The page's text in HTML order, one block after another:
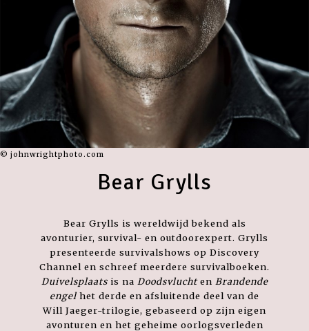
© johnwrightphoto.com
Bear Grylls
Bear Grylls is wereldwijd bekend als
avonturier, survival- en outdoorexpert. Grylls
presenteerde survivalshows op Discovery
Channel en schreef meerdere survivalboeken.
Duivelsplaats is na Doodsvluchten Brandende
engel het derde en afsluitende deel van de
Will Jaeger-trilogie, gebaseerd op zijn eigen
avonturen en het geheime oorlogsverleden